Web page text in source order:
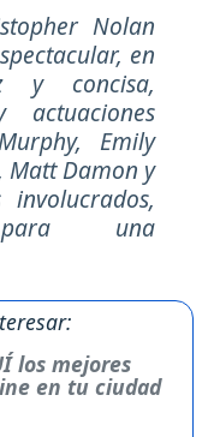
Nolan
en
y concisa,
Emily
Matt Damon y
una
los mejores
en tu ciudad